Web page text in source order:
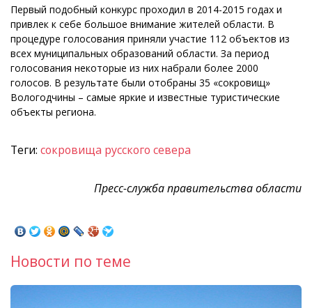
Первый подобный конкурс проходил в 2014-2015 годах и
привлек к себе большое внимание жителей области. В
процедуре голосования приняли участие 112 объектов из
всех муниципальных образований области. За период
голосования некоторые из них набрали более 2000
голосов. В результате были отобраны 35 «сокровищ»
Вологодчины – самые яркие и известные туристические
объекты региона.
Теги: сокровища русского севера
Пресс-служба правительства области
Новости по теме